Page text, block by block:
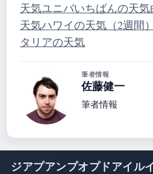
天気ユニバいちばんの天気
天気ハワイの天気（2週間）
タリアの天気
筆者情報
佐藤健一
筆者情報
ジアプアンプオプドアイル